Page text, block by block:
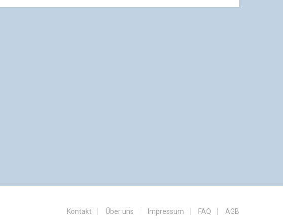
Kontakt Über uns Impressum FAQ AGB